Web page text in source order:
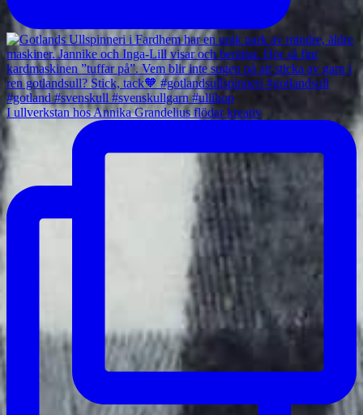
I ullverkstan hos Annika Grandelius flödar kreativ